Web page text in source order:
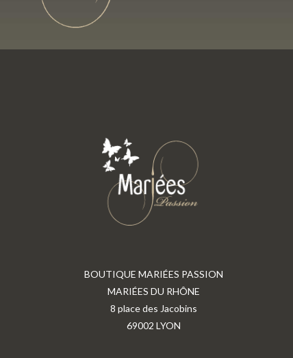
BOUTIQUE MARIÉES PASSION
MARIÉES DU RHÔNE
8 place des Jacobins
69002 LYON